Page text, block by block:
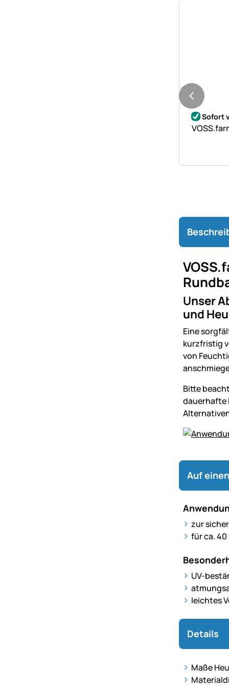
Noch
Sofort
Unser
und
Eine
kurzfristig
von
Bitte
dauerhafte
Auf
zur
für ca. 40
UV-
leichtes
Details
Maße